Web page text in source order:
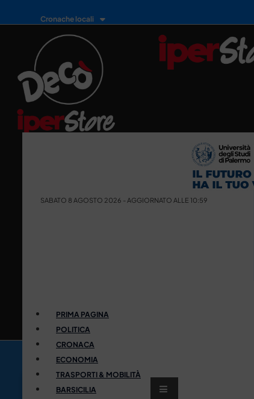
Cronache locali
SABATO 8 AGOSTO 2026 - AGGIORNATO ALLE 10:59
PRIMA PAGINA
POLITICA
CRONACA
ECONOMIA
TRASPORTI & MOBILITÀ
BARSICILIA